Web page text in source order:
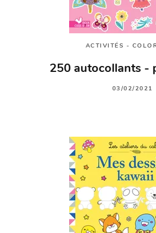
ACTIVITÉS -
250 autocollants -
03/02/2021